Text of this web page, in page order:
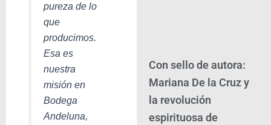
pureza de lo
que
producimos.
Esa es
nuestra
misión en
Bodega
Andeluna,
Con sello de autora:
Mariana De la Cruz y
la revolución
espirituosa de